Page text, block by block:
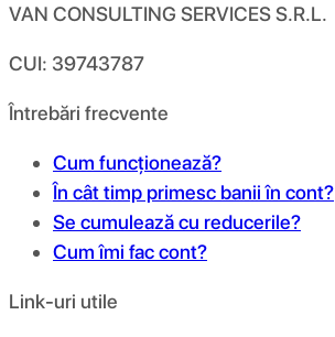
VAN CONSULTING SERVICES S.R.L.
CUI: 39743787
Întrebări frecvente
Cum funcționează?
În cât timp primesc banii în cont?
Se cumulează cu reducerile?
Cum îmi fac cont?
Link-uri utile